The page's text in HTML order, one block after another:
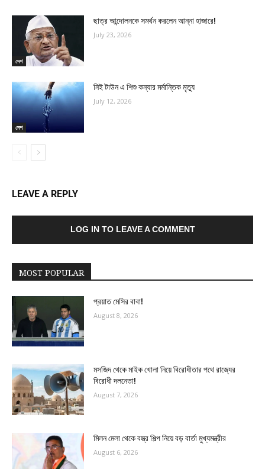
দেশ
ছাত্র আন্দোলনকে সমর্থন করলেন আন্না হাজারে!
July 23, 2026
দেশ
নিই টাউন এ শিশু কন্যার মর্মান্তিক মৃত্যু
July 12, 2026
LEAVE A REPLY
LOG IN TO LEAVE A COMMENT
MOST POPULAR
প্রয়াত মেসির বাবা!
August 8, 2026
মসজিদ থেকে মাইক খোলা নিয়ে বিরোধীতার পথে রাজ্যের
বিরোধী দলনেতা!
August 7, 2026
মিলন মেলা থেকে বস্ত্র শিল্প নিয়ে বড় বার্তা মুখ্যমন্ত্রীর
August 6, 2026